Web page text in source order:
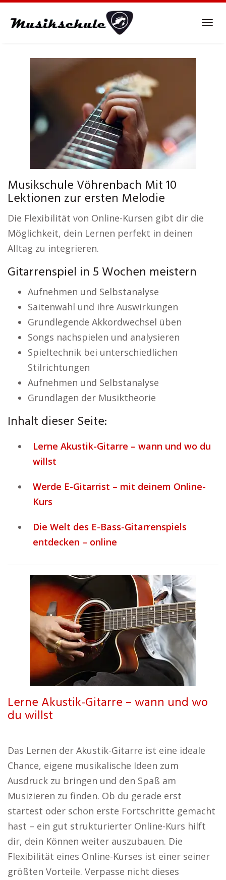
Musikschule Vöhrenbach Mit 10
Lektionen zur ersten Melodie
Die Flexibilität von Online-Kursen gibt dir die
Möglichkeit, dein Lernen perfekt in deinen
Alltag zu integrieren.
Gitarrenspiel in 5 Wochen meistern
Aufnehmen und Selbstanalyse
Saitenwahl und ihre Auswirkungen
Grundlegende Akkordwechsel üben
Songs nachspielen und analysieren
Spieltechnik bei unterschiedlichen
Stilrichtungen
Aufnehmen und Selbstanalyse
Grundlagen der Musiktheorie
Inhalt dieser Seite:
Lerne Akustik-Gitarre – wann und wo du
willst
Werde E-Gitarrist – mit deinem Online-
Kurs
Die Welt des E-Bass-Gitarrenspiels
entdecken – online
Lerne Akustik-Gitarre – wann und wo
du willst
Das Lernen der Akustik-Gitarre ist eine ideale
Chance, eigene musikalische Ideen zum
Ausdruck zu bringen und den Spaß am
Musizieren zu finden. Ob du gerade erst
startest oder schon erste Fortschritte gemacht
hast – ein gut strukturierter Online-Kurs hilft
dir, dein Können weiter auszubauen. Die
Flexibilität eines Online-Kurses ist einer seiner
größten Vorteile. Verpasse nicht dieses